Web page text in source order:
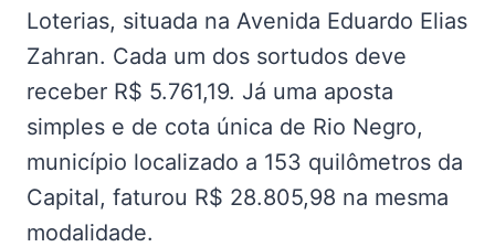
Loterias, situada na Avenida Eduardo Elias
Zahran. Cada um dos sortudos deve
receber R$ 5.761,19. Já uma aposta
simples e de cota única de Rio Negro,
município localizado a 153 quilômetros da
Capital, faturou R$ 28.805,98 na mesma
modalidade.